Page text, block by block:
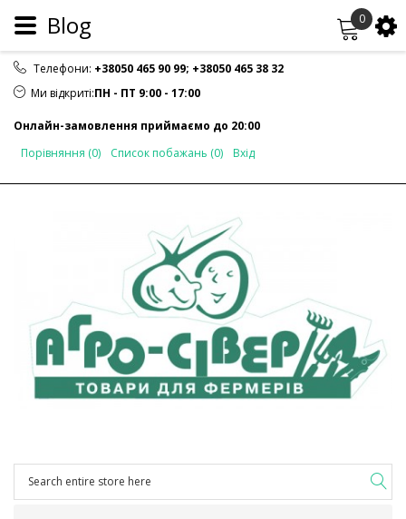
Телефони: +38050 465 90 99; +38050 465 38 32
Ми відкриті:ПН - ПТ 9:00 - 17:00
Онлайн-замовлення приймаємо до 20:00
Порівняння (0)
Список побажань (0) Вхід
0
Blog